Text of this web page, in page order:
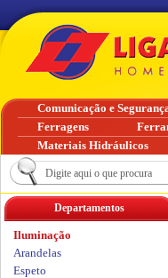
Departamentos
Iluminação
Arandelas
Espeto
Comunicação e
Ferragens
Materiais Hidráulicos